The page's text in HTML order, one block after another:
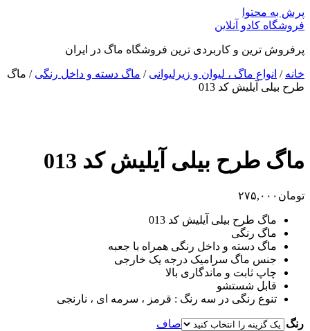
پرش به محتوا
فروشگاه کادو آنلاین
پرفروش ترین و کاربردی ترین فروشگاه ماگ در ایران
خانه / انواع ماگ ، لیوان و زیرلیوانی / ماگ دسته و داخل رنگی / ماگ
طرح بیلی آیلیش کد 013
ماگ طرح بیلی آیلیش کد 013
تومان ۲۷۵,۰۰۰
ماگ طرح بیلی آیلیش کد 013
ماگ رنگی
ماگ دسته و داخل رنگی همراه با جعبه
جنس ماگ سرامیک درجه یک خارجی
چاپ ثابت و ماندگاری بالا
قابل شستشو
تنوع رنگی در سه رنگ : قرمز ، سرمه ای ، نارنجی
رنگ
صاف